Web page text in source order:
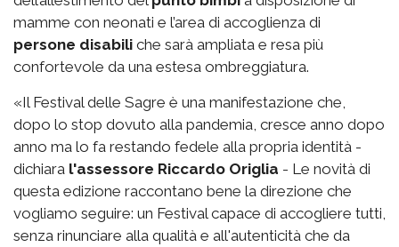
mamme con neonati e l’area di accoglienza di
persone disabili che sarà ampliata e resa più
confortevole da una estesa ombreggiatura.
«Il Festival delle Sagre è una manifestazione che,
dopo lo stop dovuto alla pandemia, cresce anno dopo
anno ma lo fa restando fedele alla propria identità -
dichiara l'assessore Riccardo Origlia - Le novità di
questa edizione raccontano bene la direzione che
vogliamo seguire: un Festival capace di accogliere tutti,
senza rinunciare alla qualità e all'autenticità che da